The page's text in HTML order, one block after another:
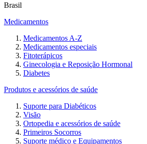
Brasil
Medicamentos
Medicamentos A-Z
Medicamentos especiais
Fitoterápicos
Ginecologia e Reposição Hormonal
Diabetes
Produtos e acessórios de saúde
Suporte para Diabéticos
Visão
Ortopedia e acessórios de saúde
Primeiros Socorros
Suporte médico e Equipamentos